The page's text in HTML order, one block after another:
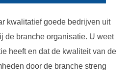
kwalitatief goede bedrijven uit
de branche organisatie. U weet
heeft en dat de kwaliteit van de
door de branche streng